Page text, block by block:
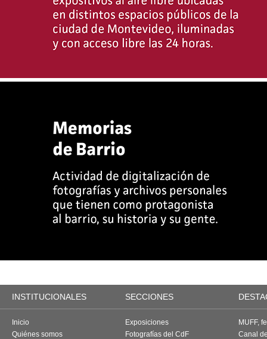
INSTITUCIONALES SECCIONES
Inicio
Quiénes somos
Exposiciones
Fotografías del CdF
MUFF,
Canal